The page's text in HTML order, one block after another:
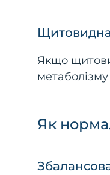
Якщо
Як